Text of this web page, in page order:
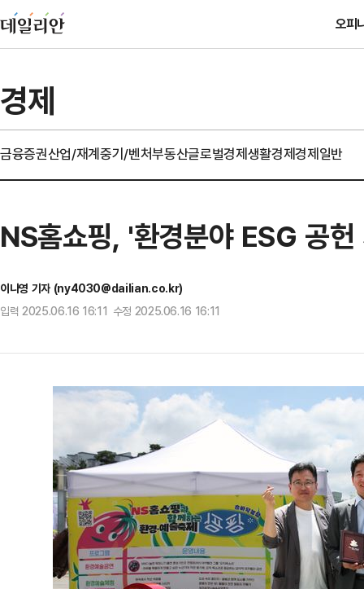
오피
경제
금융증권산업/재계중기/벤처부동산글로벌경제생활경제경제일반
NS홈쇼핑, '환경분야 ESG 공
이나영 기자 (ny4030@dailian.co.kr)
입력 2025.06.16 16:11 수정 2025.06.16 16:11